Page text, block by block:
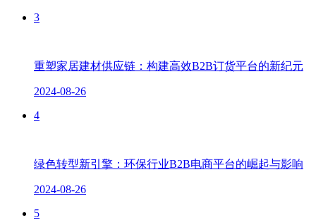
3
重塑家居建材供应链：构建高效B2B订货平台的新纪元
2024-08-26
4
绿色转型新引擎：环保行业B2B电商平台的崛起与影响
2024-08-26
5